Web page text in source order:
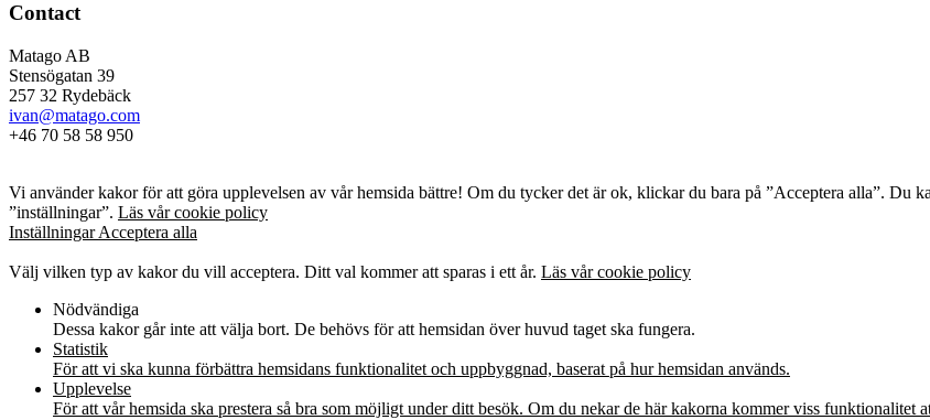
Contact
Matago AB
Stensögatan 39
257 32 Rydebäck
ivan@matago.com
+46 70 58 58 950
Vi använder kakor för att göra upplevelsen av vår hemsida bättre! Om du tycker det är ok, klickar du bara på ”Acceptera alla”. Du
”inställningar”. Läs vår cookie policy
InställningarAcceptera alla
Välj vilken typ av kakor du vill acceptera. Ditt val kommer att sparas i ett år. Läs vår cookie policy
Nödvändiga
Dessa kakor går inte att välja bort. De behövs för att hemsidan över huvud taget ska fungera.
Statistik
För att vi ska kunna förbättra hemsidans funktionalitet och uppbyggnad, baserat på hur hemsidan används.
Upplevelse
För att vår hemsida ska prestera så bra som möjligt under ditt besök. Om du nekar de här kakorna kommer viss funktionalitet